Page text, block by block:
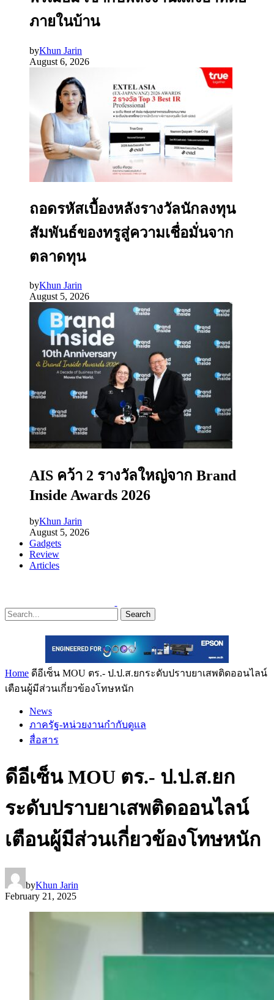
ภายในบ้าน
byKhun Jarin
August 6, 2026
ถอดรหัสเบื้องหลังรางวัลนักลงทุน
สัมพันธ์ของทรูสู่ความเชื่อมั่นจาก
ตลาดทุน
byKhun Jarin
August 5, 2026
AIS คว้า 2 รางวัลใหญ่จาก Brand
Inside Awards 2026
byKhun Jarin
August 5, 2026
Gadgets
Review
Articles
Search
Home ดีอีเซ็น MOU ตร.- ป.ป.ส.ยกระดับปราบยาเสพติดออนไลน์
เตือนผู้มีส่วนเกี่ยวข้องโทษหนัก
News
ภาครัฐ-หน่วยงานกำกับดูแล
สื่อสาร
ดีอีเซ็น MOU ตร.- ป.ป.ส.ยก
ระดับปราบยาเสพติดออนไลน์
เตือนผู้มีส่วนเกี่ยวข้องโทษหนัก
byKhun Jarin
February 21, 2025